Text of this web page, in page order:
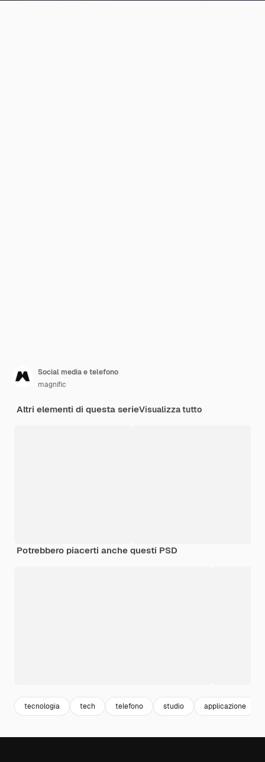
Social media e telefono
magnific
Altri elementi di questa serieVisualizza tutto
Potrebbero piacerti anche questi PSD
tecnologia tech telefono studio applicazione